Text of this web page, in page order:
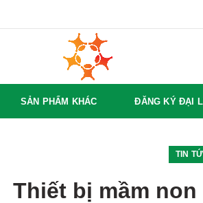
SẢN PHẨM KHÁC ĐĂNG KÝ ĐẠI
TIN
Thiết bị mầm